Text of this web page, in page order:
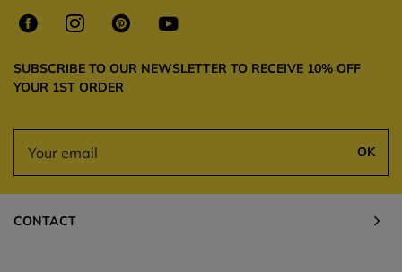
SUBSCRIBE TO OUR NEWSLETTER TO RECEIVE 10% OFF
YOUR 1ST ORDER
OK
CONTACT